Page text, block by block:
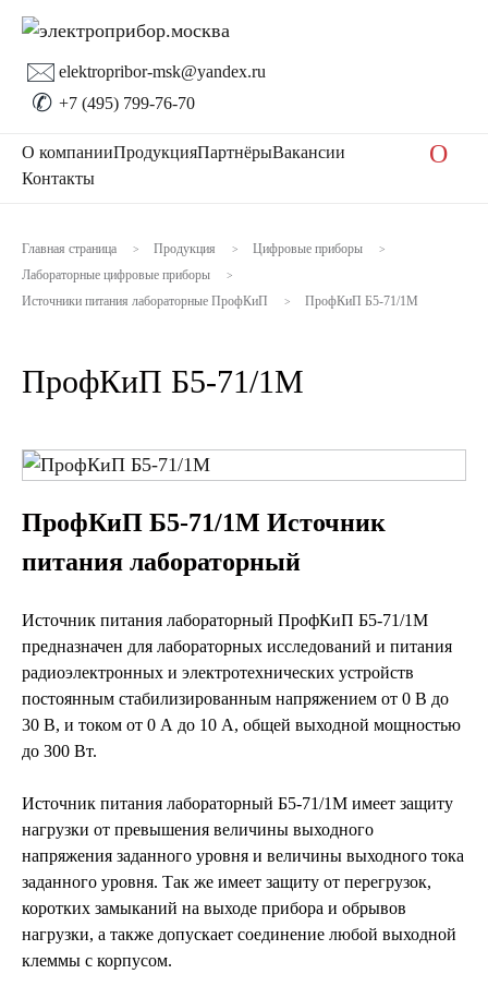
🖂 elektropribor-msk@yandex.ru
✆ +7 (495) 799-76-70
О компанииПродукцияПартнёрыВакансии
Контакты
O
Главная страница > Продукция > Цифровые приборы >
Лабораторные цифровые приборы >
Источники питания лабораторные ПрофКиП > ПрофКиП Б5-71/1М
ПрофКиП Б5-71/1М
ПрофКиП Б5-71/1М Источник
питания лабораторный
Источник питания лабораторный ПрофКиП Б5-71/1М
предназначен для лабораторных исследований и питания
радиоэлектронных и электротехнических устройств
постоянным стабилизированным напряжением от 0 В до
30 В, и током от 0 А до 10 А, общей выходной мощностью
до 300 Вт.
Источник питания лабораторный Б5-71/1М имеет защиту
нагрузки от превышения величины выходного
напряжения заданного уровня и величины выходного тока
заданного уровня. Так же имеет защиту от перегрузок,
коротких замыканий на выходе прибора и обрывов
нагрузки, а также допускает соединение любой выходной
клеммы с корпусом.